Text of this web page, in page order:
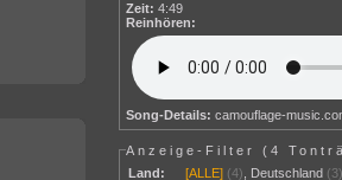
Zeit: 4:49
Reinhören:
Song-Details: camouflage-
Anzeige-Filter (4
Land:
[ALLE] (4) Deutschland